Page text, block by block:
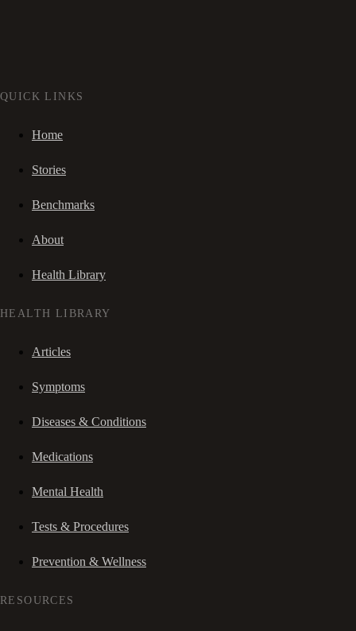
QUICK LINKS
Home
Stories
Benchmarks
About
Health Library
HEALTH LIBRARY
Articles
Symptoms
Diseases & Conditions
Medications
Mental Health
Tests & Procedures
Prevention & Wellness
RESOURCES